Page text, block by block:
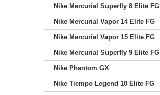
Nike Mercurial Superfly 8 Elite FG
Nike Mercurial Vapor 14 Elite FG
Nike Mercurial Vapor 15 Elite FG
Nike Mercurial Superfly 9 Elite FG
Nike Phantom GX
Nike Tiempo Legend 10 Elite FG